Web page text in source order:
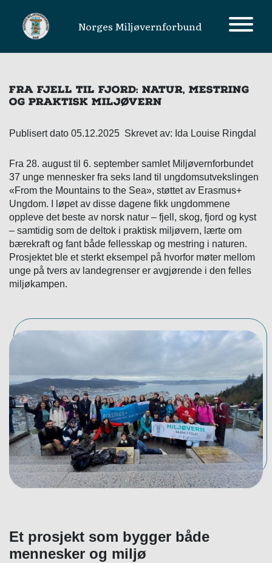
MAIN NAVIGATIONNorges Miljøvernforbund
FRA FJELL TIL FJORD: NATUR, MESTRING
OG PRAKTISK MILJØVERN
Publisert dato 05.12.2025 Skrevet av: Ida Louise Ringdal
Fra 28. august til 6. september samlet Miljøvernforbundet
37 unge mennesker fra seks land til ungdomsutvekslingen
«From the Mountains to the Sea», støttet av Erasmus+
Ungdom. I løpet av disse dagene fikk ungdommene
oppleve det beste av norsk natur – fjell, skog, fjord og kyst
– samtidig som de deltok i praktisk miljøvern, lærte om
bærekraft og fant både fellesskap og mestring i naturen.
Prosjektet ble et sterkt eksempel på hvorfor møter mellom
unge på tvers av landegrenser er avgjørende i den felles
miljøkampen.
Et prosjekt som bygger både
mennesker og miljø